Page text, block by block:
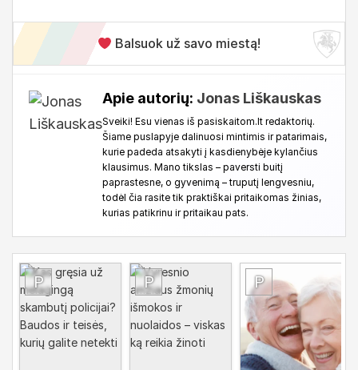
Balsuok už savo miestą!
Apie autorių: Jonas Liškauskas
Sveiki! Esu vienas iš pasiskaitom.lt redaktorių.
Šiame puslapyje dalinuosi mintimis ir patarimais,
kurie padeda atsakyti į kasdienybėje kylančius
klausimus. Mano tikslas – paversti buitį
paprastesne, o gyvenimą – truputį lengvesniu,
todėl čia rasite tik praktiškai pritaikomas žinias,
kurias patikrinu ir pritaikau pats.